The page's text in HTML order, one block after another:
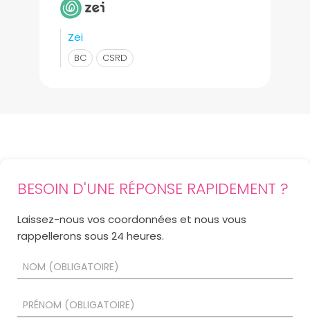
Zei
BC CSRD
BESOIN D'UNE RÉPONSE RAPIDEMENT ?
Laissez-nous vos coordonnées et nous vous
rappellerons sous 24 heures.